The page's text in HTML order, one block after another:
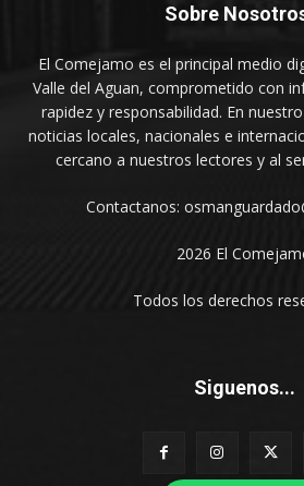
Sobre
El Comejamo es el principal medio
Valle del Aguan, comprometido con
rapidez y responsabilidad. En
noticias locales, nacionales e
cercano a nuestros lectores y al
Contactanos:
2026 El
Todos los derechos
Siguenos...